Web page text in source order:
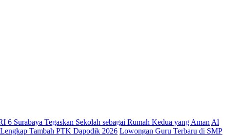
6 Surabaya Tegaskan Sekolah sebagai Rumah Kedua yang Aman Al
Tambah PTK Dapodik 2026 Lowongan Guru Terbaru di SMP